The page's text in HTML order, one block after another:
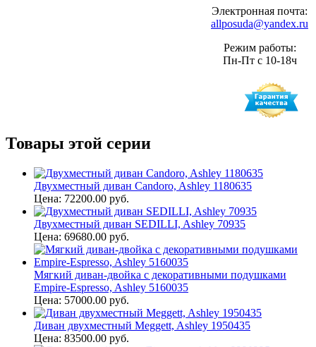
Электронная почта:
allposuda@yandex.ru
Режим работы:
Пн-Пт с 10-18ч
Товары этой серии
Двухместный диван Candoro, Ashley 1180635
Цена: 72200.00 руб.
Двухместный диван SEDILLI, Ashley 70935
Цена: 69680.00 руб.
Мягкий диван-двойка с декоративными подушками
Empire-Espresso, Ashley 5160035
Цена: 57000.00 руб.
Диван двухместный Meggett, Ashley 1950435
Цена: 83500.00 руб.